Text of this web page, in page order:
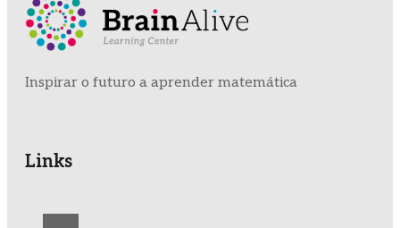
Inspirar o futuro a aprender matemática
Links